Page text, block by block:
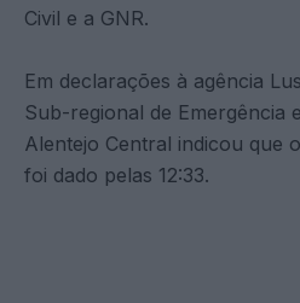
Civil e a GNR.
Em declarações à agência
Sub-regional de Emergência
Alentejo Central indicou que
foi dado pelas 12:33.